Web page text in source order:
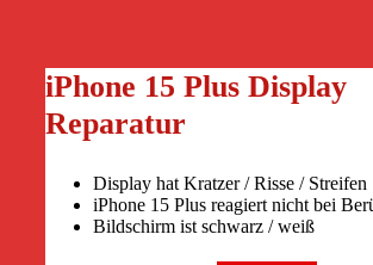
iPhone 15 Plus Display
Reparatur
Display hat Kratzer / Risse / Streifen
iPhone 15 Plus reagiert nicht bei
Bildschirm ist schwarz / weiß